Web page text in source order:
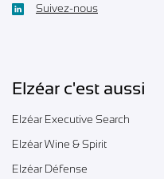
Suivez-nous
Elzéar c'est aussi
Elzéar Executive Search
Elzéar Wine & Spirit
Elzéar Défense